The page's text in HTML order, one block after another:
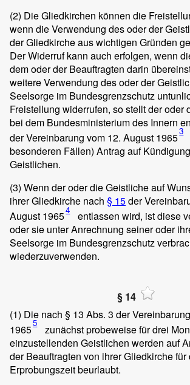
(2) Die Gliedkirchen können die
wenn die Verwendung des oder der
der Gliedkirche aus wichtigen Gründen
Der Widerruf kann auch erfolgen, wenn
dem oder der Beauftragten darin
weitere Verwendung des oder der
Seelsorge im Bundesgrenzschutz
Freistellung widerrufen, so stellt der oder
bei dem Bundesministerium des Innern
der Vereinbarung vom 12. August 19653
besonderen Fällen) Antrag auf
Geistlichen.
(3) Wenn der oder die Geistliche auf
ihrer Gliedkirche nach § 15der
August 19654
entlassen wird, ist diese
oder sie unter Anrechnung seiner oder
Seelsorge im Bundesgrenzschutz
wiederzuverwenden.
§ 14
(1) Die nach § 13 Abs. 3 der
19655
zunächst probeweise für drei
einzustellenden Geistlichen werden auf
der Beauftragten von ihrer Gliedkirche für
Erprobungszeit beurlaubt.